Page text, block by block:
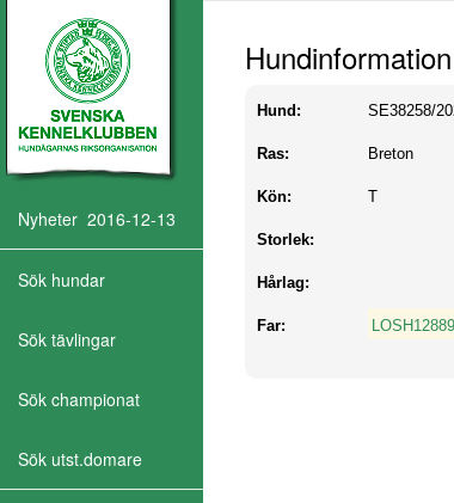
Nyheter 2016-12-13
Sök hundar
Sök tävlingar
Sök championat
Sök utst.domare
Hundinformation
Hund: SE38258/
Ras: Breton
Kön: T
Storlek:
Hårlag:
Far: